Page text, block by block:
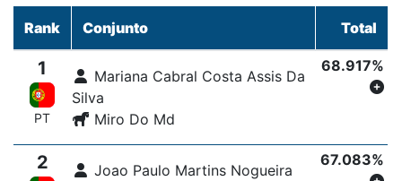
Rank Conjunto Total
1
PT
Mariana Cabral Costa Assis Da
Silva
Miro Do Md
68.917%
2
Joao Paulo Martins Nogueira
67.083%